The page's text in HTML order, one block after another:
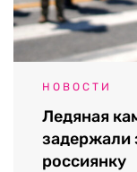
НОВОСТИ
Ледяная
россиянку